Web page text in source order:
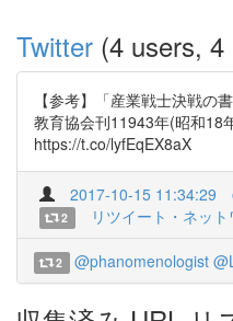
Twitter (4 users,
【参考】「産業戦士決戦の
教育協会刊11943年(昭和18
https://t.co/lyfEqEX8aX
2017-10-15 11:34:29
2 リツイート・ネッ
2 @phanomenologist